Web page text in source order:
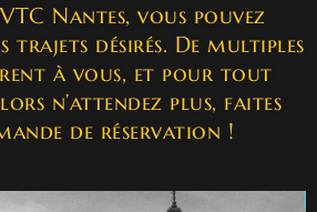
Nantes, vous pouvez
trajets désirés. De multiples
à vous, et pour tout
n’attendez plus, faites
de réservation !